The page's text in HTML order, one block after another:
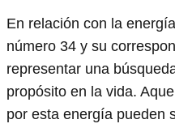
En relación con la
número 34 y su
representar una
propósito en la vida.
por esta energía pueden